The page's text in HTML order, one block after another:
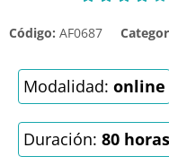
Código: AF0687
Modalidad: online
Duración: 80 horas